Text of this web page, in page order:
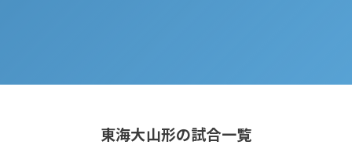
東海大山形の試合一覧